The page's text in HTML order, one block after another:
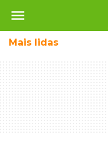
menu
Mais lidas